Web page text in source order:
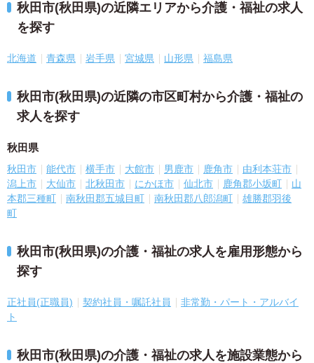
秋田市(秋田県)の近隣エリアから介護・福祉の求人
を探す
北海道 青森県 岩手県 宮城県 山形県 福島県
秋田市(秋田県)の近隣の市区町村から介護・福祉の
求人を探す
秋田県
秋田市 能代市 横手市 大館市 男鹿市 鹿角市
由利本荘市
潟上市
大仙市 北秋田市 にかほ市 仙北市 鹿角郡小坂町
山
本郡三種町
南秋田郡五城目町 南秋田郡八郎潟町
雄勝郡羽後
町
秋田市(秋田県)の介護・福祉の求人を雇用形態から
探す
正社員(正職員) 契約社員・嘱託社員
非常勤・パート・アルバイ
ト
秋田市(秋田県)の介護・福祉の求人を施設業態から